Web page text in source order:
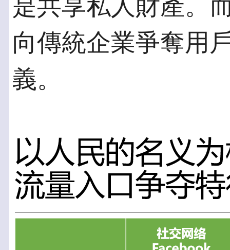
是共享私人財產。
向傳統企業爭奪用
義。